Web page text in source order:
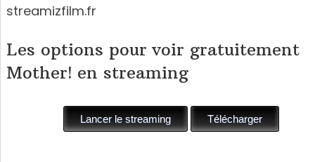
streamizfilm.fr
Les options pour voir gratuitement
Mother! en streaming